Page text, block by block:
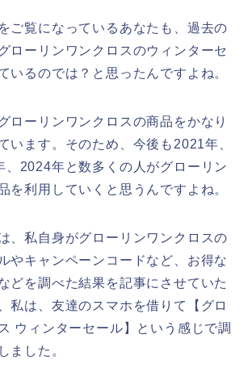
ご覧になっているあなたも、過去の
ローリンワンクロスのウィンターセ
いるのでは？と思ったんですよね。
ローリンワンクロスの商品をかなり
います。そのため、今後も2021年、
、2024年と数多くの人がグローリン
を利用していくと思うんですよね。
、私自身がグローリンワンクロスの
やキャンペーンコードなど、お得な
どを調べた結果を記事にさせていた
私は、友達のスマホを借りて【グロ
ウィンターセール】という感じで調
ました。